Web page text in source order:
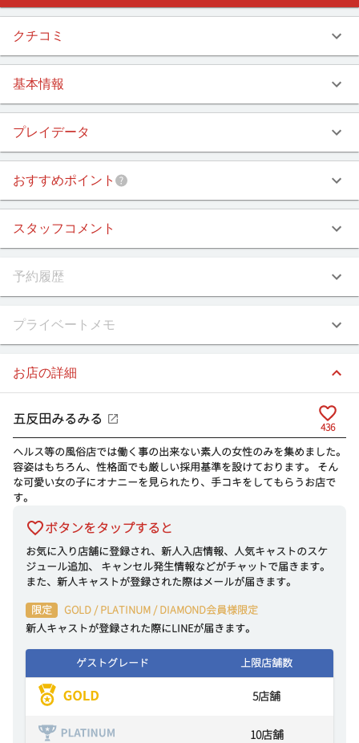
クチコミ
基本情報
プレイデータ
おすすめポイント
スタッフコメント
予約履歴
プライベートメモ
お店の詳細
五反田みるみる 436
ヘルス等の風俗店では働く事の出来ない素人の女性のみを集めました。
容姿はもちろん、性格面でも厳しい採用基準を設けております。 そん
な可愛い女の子にオナニーを見られたり、手コキをしてもらうお店で
す。
ボタンをタップすると
お気に入り店舗に登録され、新人入店情報、人気キャストのスケ
ジュール追加、 キャンセル発生情報などがチャットで届きます。
また、新人キャストが登録された際はメールが届きます。
限定
GOLD / PLATINUM / DIAMOND会員様限定
新人キャストが登録された際にLINEが届きます。
ゲストグレード 上限店舗数
5店舗
10店舗